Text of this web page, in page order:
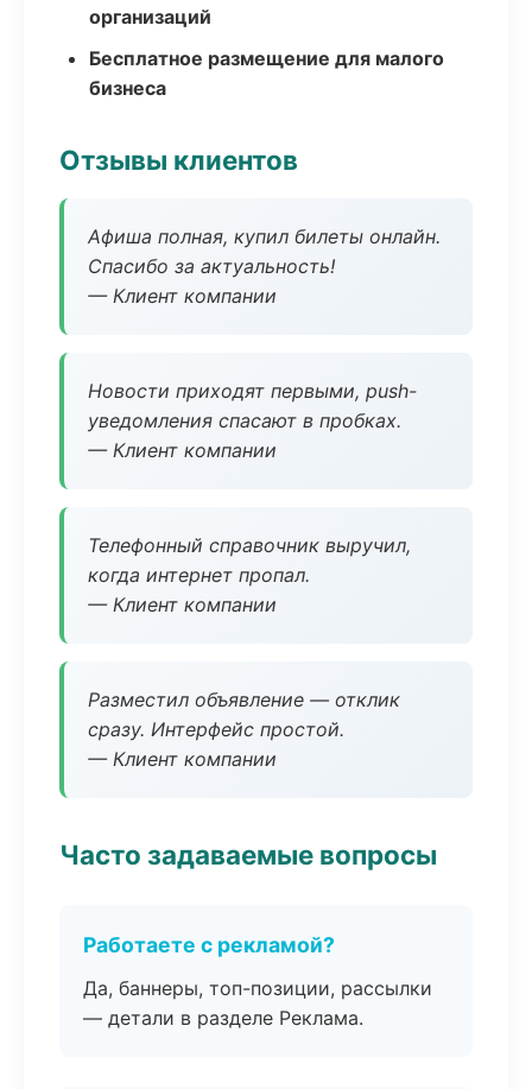
организаций
Бесплатное размещение для малого
бизнеса
Отзывы клиентов
Афиша полная, купил билеты онлайн.
Спасибо за актуальность!
— Клиент компании
Новости приходят первыми, push-
уведомления спасают в пробках.
— Клиент компании
Телефонный справочник выручил,
когда интернет пропал.
— Клиент компании
Разместил объявление — отклик
сразу. Интерфейс простой.
— Клиент компании
Часто задаваемые вопросы
Работаете с рекламой?
Да, баннеры, топ-позиции, рассылки
— детали в разделе Реклама.